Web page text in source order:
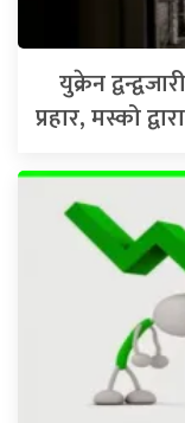
युक्रेन
प्रहार, मस्को